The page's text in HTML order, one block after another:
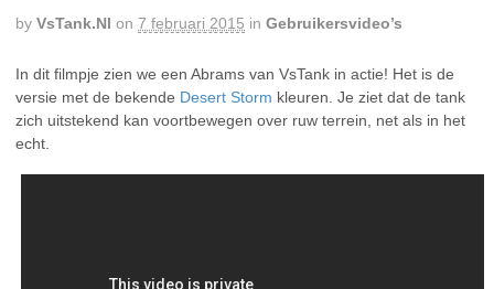
by VsTank.nl on 7 februari 2015 in Gebruikersvideo’s
In dit filmpje zien we een Abrams van VsTank in actie! Het is de
versie met de bekende Desert Storm kleuren. Je ziet dat de tank
zich uitstekend kan voortbewegen over ruw terrein, net als in het
echt.